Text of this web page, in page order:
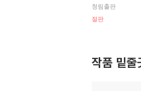
청림출판
절판
작품 밑줄